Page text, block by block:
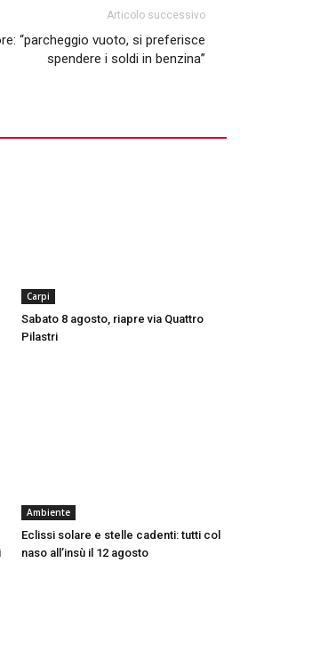
Articolo successivo
“parcheggio vuoto, si preferisce
spendere i soldi in benzina”
Carpi
Sabato 8 agosto, riapre via Quattro
Pilastri
Ambiente
Eclissi solare e stelle cadenti: tutti col
naso all’insù il 12 agosto